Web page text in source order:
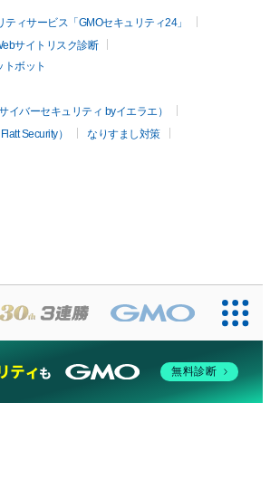
ィサービス「GMOセキュリティ24」
サイトリスク診断
ボット
イバーセキュリティ byイエラエ）
Security）
なりすまし対策
無料診断